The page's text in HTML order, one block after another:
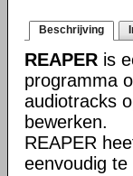
Beschrijving
REAPER is
programma
audiotracks
bewerken.
REAPER
eenvoudig